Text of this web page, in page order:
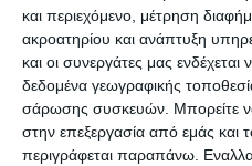
και περιεχόμενο, μέτρηση
ακροατηρίου και ανάπτυξη
και οι συνεργάτες μας
δεδομένα γεωγραφικής
σάρωσης συσκευών. Μπορείτε να
στην επεξεργασία από εμάς και
περιγράφεται παραπάνω.
των χώρων
απορριμμάτων. Προς
οτι οι φετινές τιμές
πέρυσι είναι: Δήμος
ευρώ (398.973,52 ευρώ